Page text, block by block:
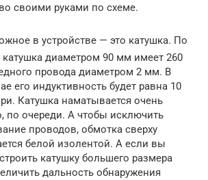
своими руками по схеме.
в устройстве — это катушка. По
катушка диаметром 90 мм имеет 260
провода диаметром 2 мм. В
его индуктивность будет равна 10
Катушка наматывается очень
по очереди. А чтобы исключить
проводов, обмотка сверху
белой изолентой. А если вы
катушку большего размера
дальность обнаружения